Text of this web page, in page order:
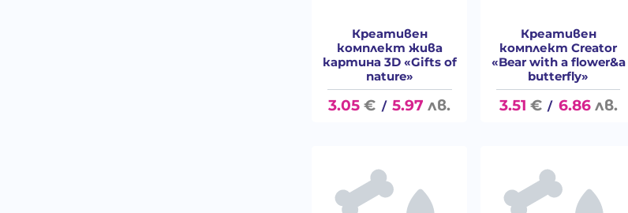
Креативен
комплект жива
картина 3D «Gifts of
nature»
3.05 € / 5.97 лв.
Креативен
комплект Creator
«Bear with a flower&a
butterfly»
3.51 € / 6.86 лв.